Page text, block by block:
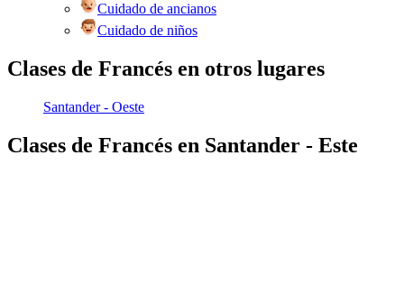
Cuidado de ancianos
Cuidado de niños
Clases de Francés en otros lugares
Santander - Oeste
Clases de Francés en Santander - Este